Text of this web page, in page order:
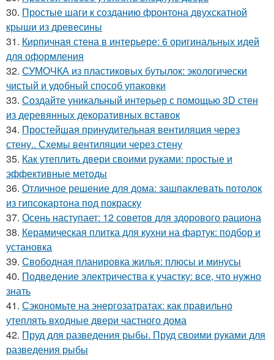
30. Простые шаги к созданию фронтона двухскатной
крыши из древесины
31. Кирпичная стена в интерьере: 6 оригинальных идей
для оформления
32. СУМОЧКА из пластиковых бутылок: экологически
чистый и удобный способ упаковки
33. Создайте уникальный интерьер с помощью 3D стен
из деревянных декоративных вставок
34. Простейшая принудительная вентиляция через
стену.. Схемы вентиляции через стену
35. Как утеплить двери своими руками: простые и
эффективные методы
36. Отличное решение для дома: зашпаклевать потолок
из гипсокартона под покраску
37. Осень наступает: 12 советов для здорового рациона
38. Керамическая плитка для кухни на фартук: подбор и
установка
39. Свободная планировка жилья: плюсы и минусы
40. Подведение электричества к участку: все, что нужно
знать
41. Сэкономьте на энергозатратах: как правильно
утеплять входные двери частного дома
42. Пруд для разведения рыбы. Пруд своими руками для
разведения рыбы